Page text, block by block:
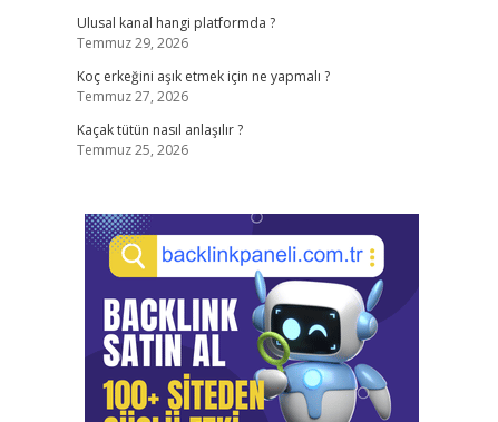
Ulusal kanal hangi platformda ?
Temmuz 29, 2026
Koç erkeğini aşık etmek için ne yapmalı ?
Temmuz 27, 2026
Kaçak tütün nasıl anlaşılır ?
Temmuz 25, 2026